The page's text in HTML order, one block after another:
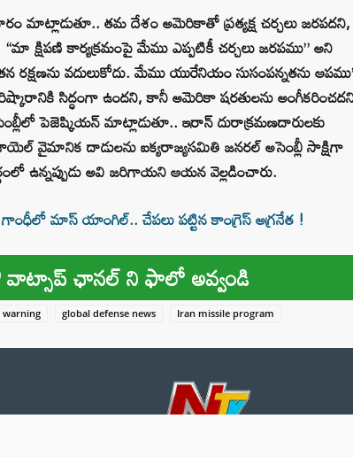
మాట్లాడుతూ.. తమ దేశం అమెరికాతో ప్రత్యక్ష చర్చలు జరపదని,
క్షిపణి కార్యక్రమంపై మేము ఎప్పటికీ చర్చలు జరపము” అని
వదులుకోదు. మేము యురేనియం సుసంపన్నతను
సిద్ధంగా ఉందని, కానీ అమెరికా షరతులను
పెజెష్కియన్ మాట్లాడుతూ.. ఇరాన్ దురాక్రమణదారులకు
వైమానిక దాడులను ఐక్యరాజ్యసమితి జనరల్ అసెంబ్లీ సాక్షిగా
ఉన్నప్పుడు అవి జరిగాయని ఆయన వెల్లడించారు.
మాస్ యాంగిల్.. చేపలు పట్టిన కాంగ్రెస్ అగ్రనేత !
వాట్సాప్ ఛానల్ ని ఫాలో అవ్వండి
warning global defense news
Iran missile program